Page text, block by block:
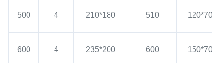
500 4 210*180 510 120*70*8
600 4 235*200 600 150*70*8